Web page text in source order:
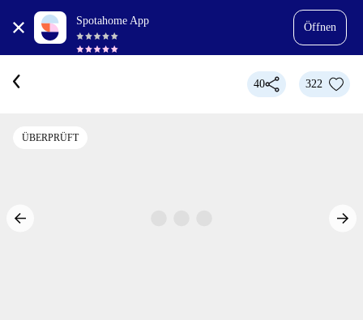
Spotahome App
Öffnen
40 322
ÜBERPRÜFT